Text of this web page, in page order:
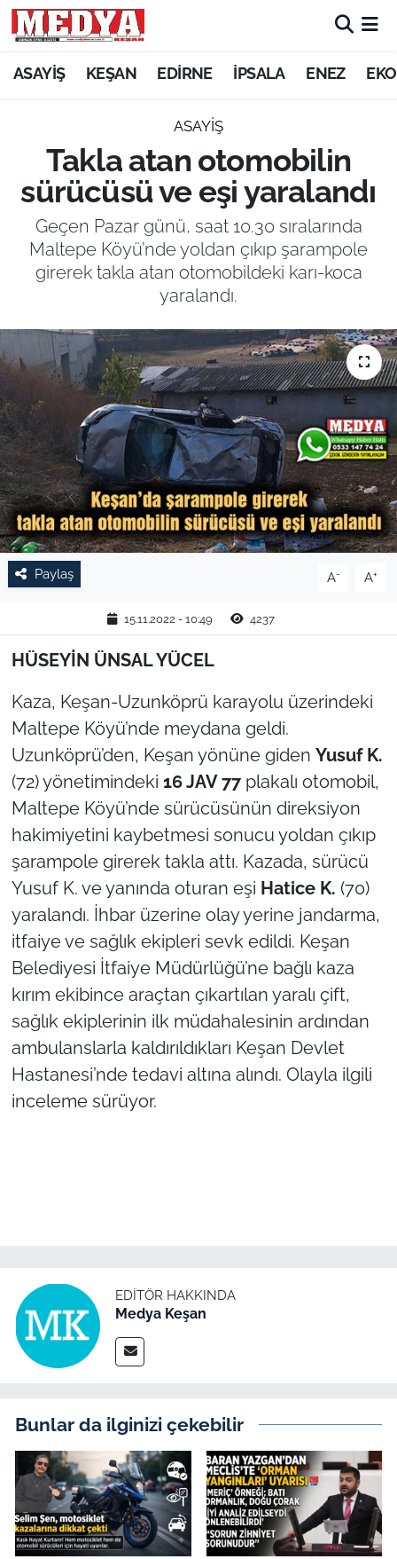
ASAYİŞ KEŞAN EDİRNE İPSALA ENEZ
ASAYİŞ
Takla atan otomobilin
sürücüsü ve eşi yaralandı
Geçen Pazar günü, saat 10.30 sıralarında
Maltepe Köyü’nde yoldan çıkıp şarampole
girerek takla atan otomobildeki karı-koca
yaralandı.
Paylaş A- A+
15.11.2022 - 10:49 4237
HÜSEYİN ÜNSAL YÜCEL
Kaza, Keşan-Uzunköprü karayolu üzerindeki
Maltepe Köyü’nde meydana geldi.
Uzunköprü’den, Keşan yönüne giden Yusuf K.
(72) yönetimindeki 16 JAV 77plakalı otomobil,
Maltepe Köyü’nde sürücüsünün direksiyon
hakimiyetini kaybetmesi sonucu yoldan çıkıp
şarampole girerek takla attı. Kazada, sürücü
Yusuf K. ve yanında oturan eşi Hatice K. (70)
yaralandı. İhbar üzerine olay yerine jandarma,
itfaiye ve sağlık ekipleri sevk edildi. Keşan
Belediyesi İtfaiye Müdürlüğü’ne bağlı kaza
kırım ekibince araçtan çıkartılan yaralı çift,
sağlık ekiplerinin ilk müdahalesinin ardından
ambulanslarla kaldırıldıkları Keşan Devlet
Hastanesi’nde tedavi altına alındı. Olayla ilgili
inceleme sürüyor.
EDITÖR HAKKINDA
Medya Keşan
Bunlar da ilginizi çekebilir
KEŞAN
ASAYİŞ
SİYASET
GÜNDEM
SAĞLIK
EĞİTİM
TARIM VE HAYVANCILIK
KÜLTÜR SANAT
RESMİ İLAN
SPOR
EDİRNE
TEKİRDAĞ
KIRKLARELİ
ÇANAKKALE
TÜRKİYE
Bölge
Genel
Politika
Flaş Haber
Dış Haberler
English News
Canlı Maç
Genel-A
Gündem-Eğitim